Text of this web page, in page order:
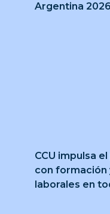
Argentina 2026
CCU impulsa
con formación
laborales en